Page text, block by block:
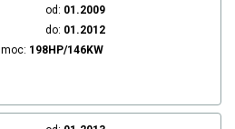
od: 01.2009
do: 01.2012
moc: 198HP/146KW